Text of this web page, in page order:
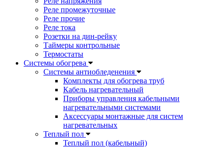
Реле промежуточные
Реле прочие
Реле тока
Розетки на дин-рейку
Таймеры контрольные
Термостаты
Системы обогрева
Системы антиобледенения
Комплекты для обогрева труб
Кабель нагревательный
Приборы управления кабельными
нагревательными системами
Аксессуары монтажные для систем
нагревательных
Теплый пол
Теплый пол (кабельный)